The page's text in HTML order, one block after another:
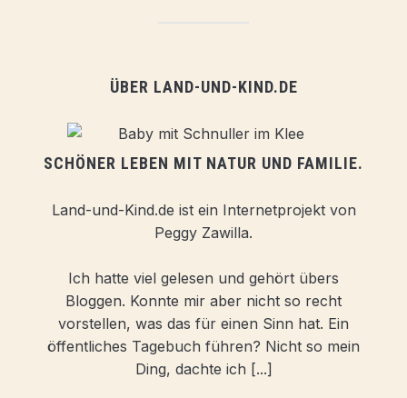
ÜBER LAND-UND-KIND.DE
SCHÖNER LEBEN MIT NATUR UND FAMILIE.
Land-und-Kind.de ist ein Internetprojekt von
Peggy Zawilla.
Ich hatte viel gelesen und gehört übers
Bloggen. Konnte mir aber nicht so recht
vorstellen, was das für einen Sinn hat. Ein
öffentliches Tagebuch führen? Nicht so mein
Ding, dachte ich [...]